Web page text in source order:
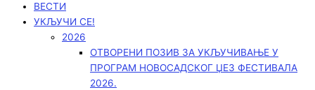
ВЕСТИ
УКЉУЧИ СЕ!
2026
ОТВОРЕНИ ПОЗИВ ЗА УКЉУЧИВАЊЕ У
ПРОГРАМ НОВОСАДСКОГ ЏЕЗ ФЕСТИВАЛА
2026.